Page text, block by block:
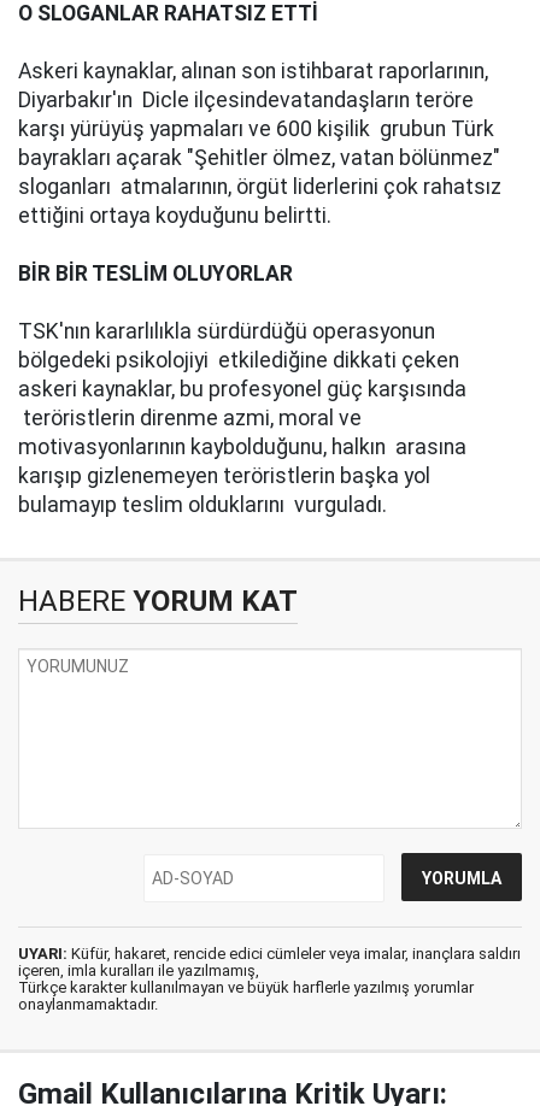
O SLOGANLAR RAHATSIZ ETTİ
Askeri kaynaklar, alınan son istihbarat raporlarının,
Diyarbakır'ın Dicle ilçesindevatandaşların teröre
karşı yürüyüş yapmaları ve 600 kişilik grubun Türk
bayrakları açarak "Şehitler ölmez, vatan bölünmez"
sloganları atmalarının, örgüt liderlerini çok rahatsız
ettiğini ortaya koyduğunu belirtti.
BİR BİR TESLİM OLUYORLAR
TSK'nın kararlılıkla sürdürdüğü operasyonun
bölgedeki psikolojiyi etkilediğine dikkati çeken
askeri kaynaklar, bu profesyonel güç karşısında
teröristlerin direnme azmi, moral ve
motivasyonlarının kaybolduğunu, halkın arasına
karışıp gizlenemeyen teröristlerin başka yol
bulamayıp teslim olduklarını vurguladı.
HABERE YORUM KAT
UYARI: Küfür, hakaret, rencide edici cümleler veya imalar, inançlara saldırı
içeren, imla kuralları ile yazılmamış,
Türkçe karakter kullanılmayan ve büyük harflerle yazılmış yorumlar
onaylanmamaktadır.
Gmail Kullanıcılarına Kritik Uyarı: